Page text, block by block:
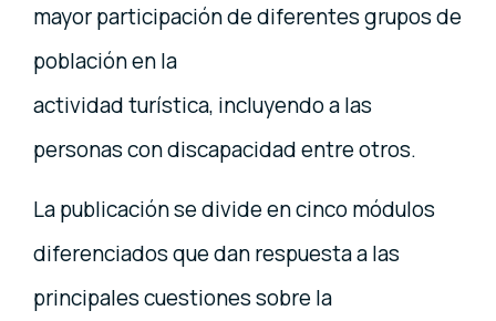
mayor participación de diferentes grupos de
población en la
actividad turística, incluyendo a las
personas con discapacidad entre otros.
La publicación se divide en cinco módulos
diferenciados que dan respuesta a las
principales cuestiones sobre la